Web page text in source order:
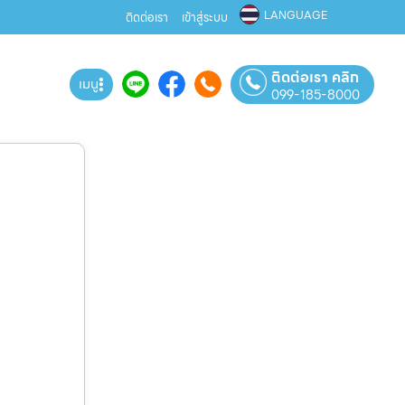
ติดต่อเรา เข้าสู่ระบบ LANGUAGE
เมนู ติดต่อเรา คลิก
099-185-8000